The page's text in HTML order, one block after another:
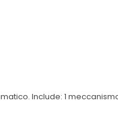
Include: 1